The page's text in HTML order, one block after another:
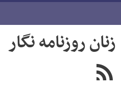
زنان روزنامه نگار